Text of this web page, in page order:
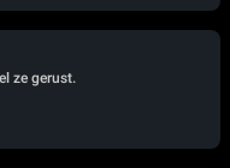
ze gerust.